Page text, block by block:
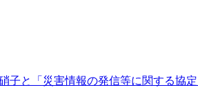
子と「災害情報の発信等に関する協